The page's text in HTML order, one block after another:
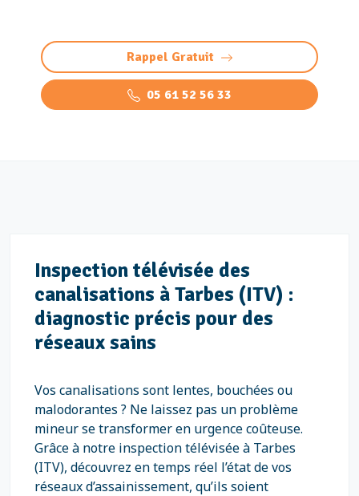
Rappel Gratuit
05 61 52 56 33
Inspection télévisée des
canalisations à Tarbes (ITV) :
diagnostic précis pour des
réseaux sains
Vos canalisations sont lentes, bouchées ou
malodorantes ? Ne laissez pas un problème
mineur se transformer en urgence coûteuse.
Grâce à notre inspection télévisée à Tarbes
(ITV), découvrez en temps réel l’état de vos
réseaux d’assainissement, qu’ils soient